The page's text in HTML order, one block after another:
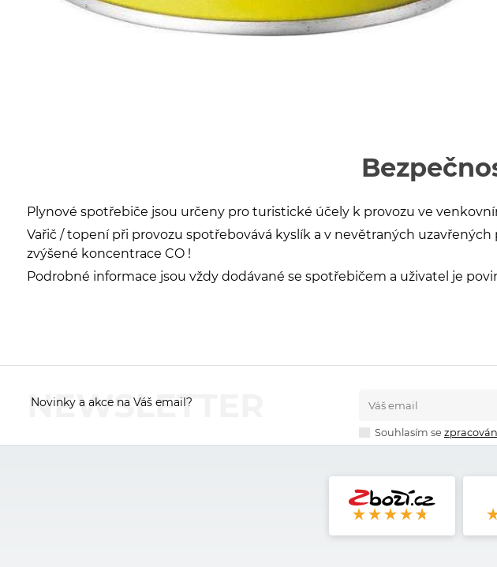
Plynové spotřebiče jsou určeny pro turistické účely k provozu ve
Vařič / topení při provozu spotřebovává kyslík a v nevětraných
zvýšené koncentrace CO !
Podrobné informace jsou vždy dodávané se spotřebičem a uživatel je
NEWSLETTER
Novinky a akce na Váš email?
Souhlasím se